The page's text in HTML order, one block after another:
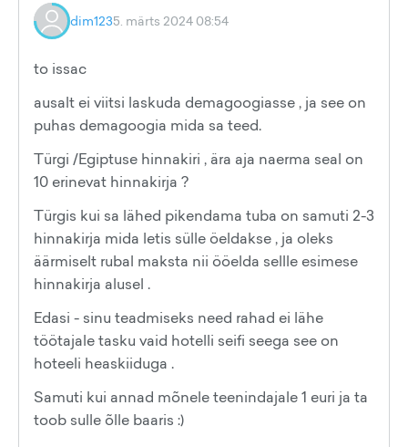
dim1235. märts 2024 08:54
to issac
ausalt ei viitsi laskuda demagoogiasse , ja see on
puhas demagoogia mida sa teed.
Türgi /Egiptuse hinnakiri , ära aja naerma seal on
10 erinevat hinnakirja ?
Türgis kui sa lähed pikendama tuba on samuti 2-3
hinnakirja mida letis sülle öeldakse , ja oleks
äärmiselt rubal maksta nii ööelda sellle esimese
hinnakirja alusel .
Edasi - sinu teadmiseks need rahad ei lähe
töötajale tasku vaid hotelli seifi seega see on
hoteeli heaskiiduga .
Samuti kui annad mõnele teenindajale 1 euri ja ta
toob sulle õlle baaris :)